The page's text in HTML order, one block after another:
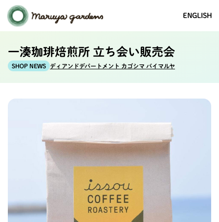
ENGLISH
一湊珈琲焙煎所 立ち会い販売会
ディアンドデパートメント カゴシマ バイマルヤ